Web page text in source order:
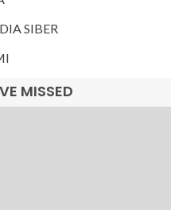
SIBER
MISSED